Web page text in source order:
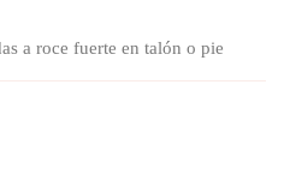
a roce fuerte en talón o pie